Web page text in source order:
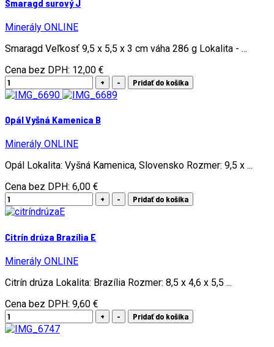
Smaragd surový J
Minerály ONLINE
Smaragd Veľkosť 9,5 x 5,5 x 3 cm váha 286 g Lokalita - ...
Cena bez DPH: 12,00 €
Opál Vyšná Kamenica B
Minerály ONLINE
Opál Lokalita: Vyšná Kamenica, Slovensko Rozmer: 9,5 x ...
Cena bez DPH: 6,00 €
Citrín drúza Brazília E
Minerály ONLINE
Citrín drúza Lokalita: Brazília Rozmer: 8,5 x 4,6 x 5,5 ...
Cena bez DPH: 9,60 €